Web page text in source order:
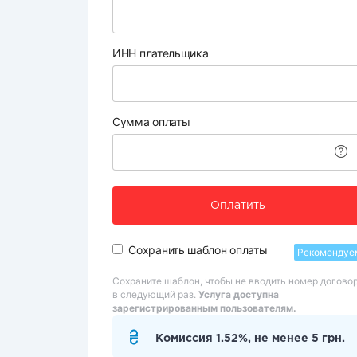
ИНН плательщика
Сумма оплаты
Оплатить
Сохранить шаблон оплаты
Сохраните шаблон, чтобы не вводить номер
в следующий раз. Услуга доступна
зарегистрированным пользователям.
Комиссия 1.52%, не менее 5 грн.